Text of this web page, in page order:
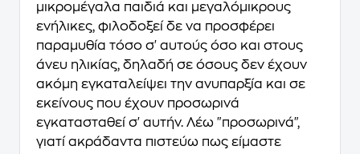
μικρομέγαλα παιδιά και μεγαλόμικρους
ενήλικες, φιλοδοξεί δε να προσφέρει
παραμυθία τόσο σ' αυτούς όσο και στους
άνευ ηλικίας, δηλαδή σε όσους δεν έχουν
ακόμη εγκαταλείψει την ανυπαρξία και σε
εκείνους που έχουν προσωρινά
εγκατασταθεί σ' αυτήν. Λέω "προσωρινά",
γιατί ακράδαντα πιστεύω πως είμαστε